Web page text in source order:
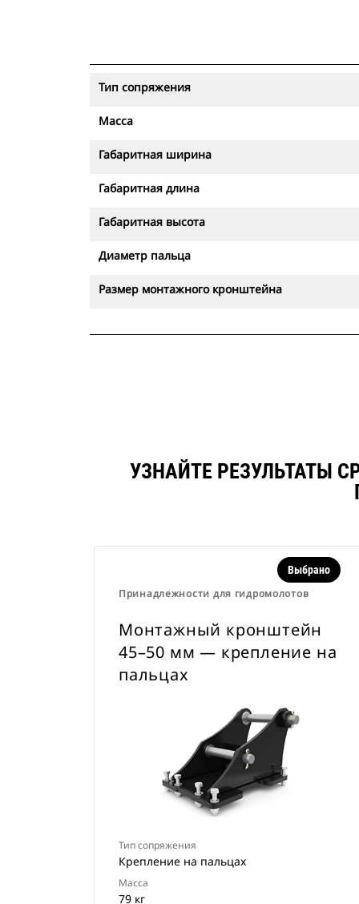
Тип сопряжения
Масса
Габаритная ширина
Габаритная длина
Габаритная высота
Диаметр пальца
Размер монтажного кронштейна
УЗНАЙТЕ РЕЗУЛЬТАТЫ
Принадлежности для гидромолотов
Выбрано
Монтажный кронштейн
45–50 мм — крепление на
пальцах
Тип сопряжения
Крепление на пальцах
Масса
79 кг